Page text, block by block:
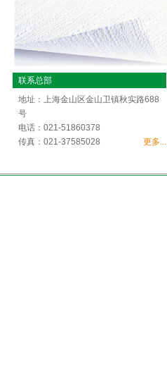
联系总部
地址：上海金山区金山卫镇秋实路688
号
电话：021-51860378
传真：021-37585028
更多...